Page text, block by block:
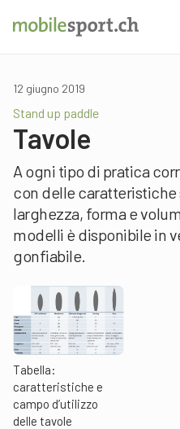
12 giugno 2019
Stand up paddle
Tavole
A ogni tipo di pratica
con delle
larghezza, forma e
modelli è disponibile in
gonfiabile.
Tabella:
caratteristiche e
campo d’utilizzo
delle tavole